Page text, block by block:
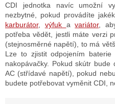
CDI jednotka navíc umožní
nezbytné, pokud provádíte
karburátor, výfuk avariátor,
potřeba vědět, jestli máte verzi
(stejnosměrné napětí), to má
Lze to zjistit odpojením
nakopávačky. Pokud skútr
AC (střídavé napětí), pokud
budete potřebovat vyměnit CDI,